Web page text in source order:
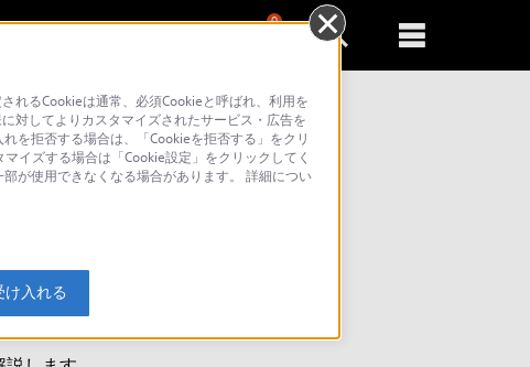
0
検索
れるCookieは通常、必須Cookieと呼ばれ、利用を
対してよりカスタマイズされたサービス・広告を
を拒否する場合は、「Cookieを拒否する」をクリ
イズする場合は「Cookie設定」をクリックしてく
が使用できなくなる場合があります。 詳細につい
け入れる